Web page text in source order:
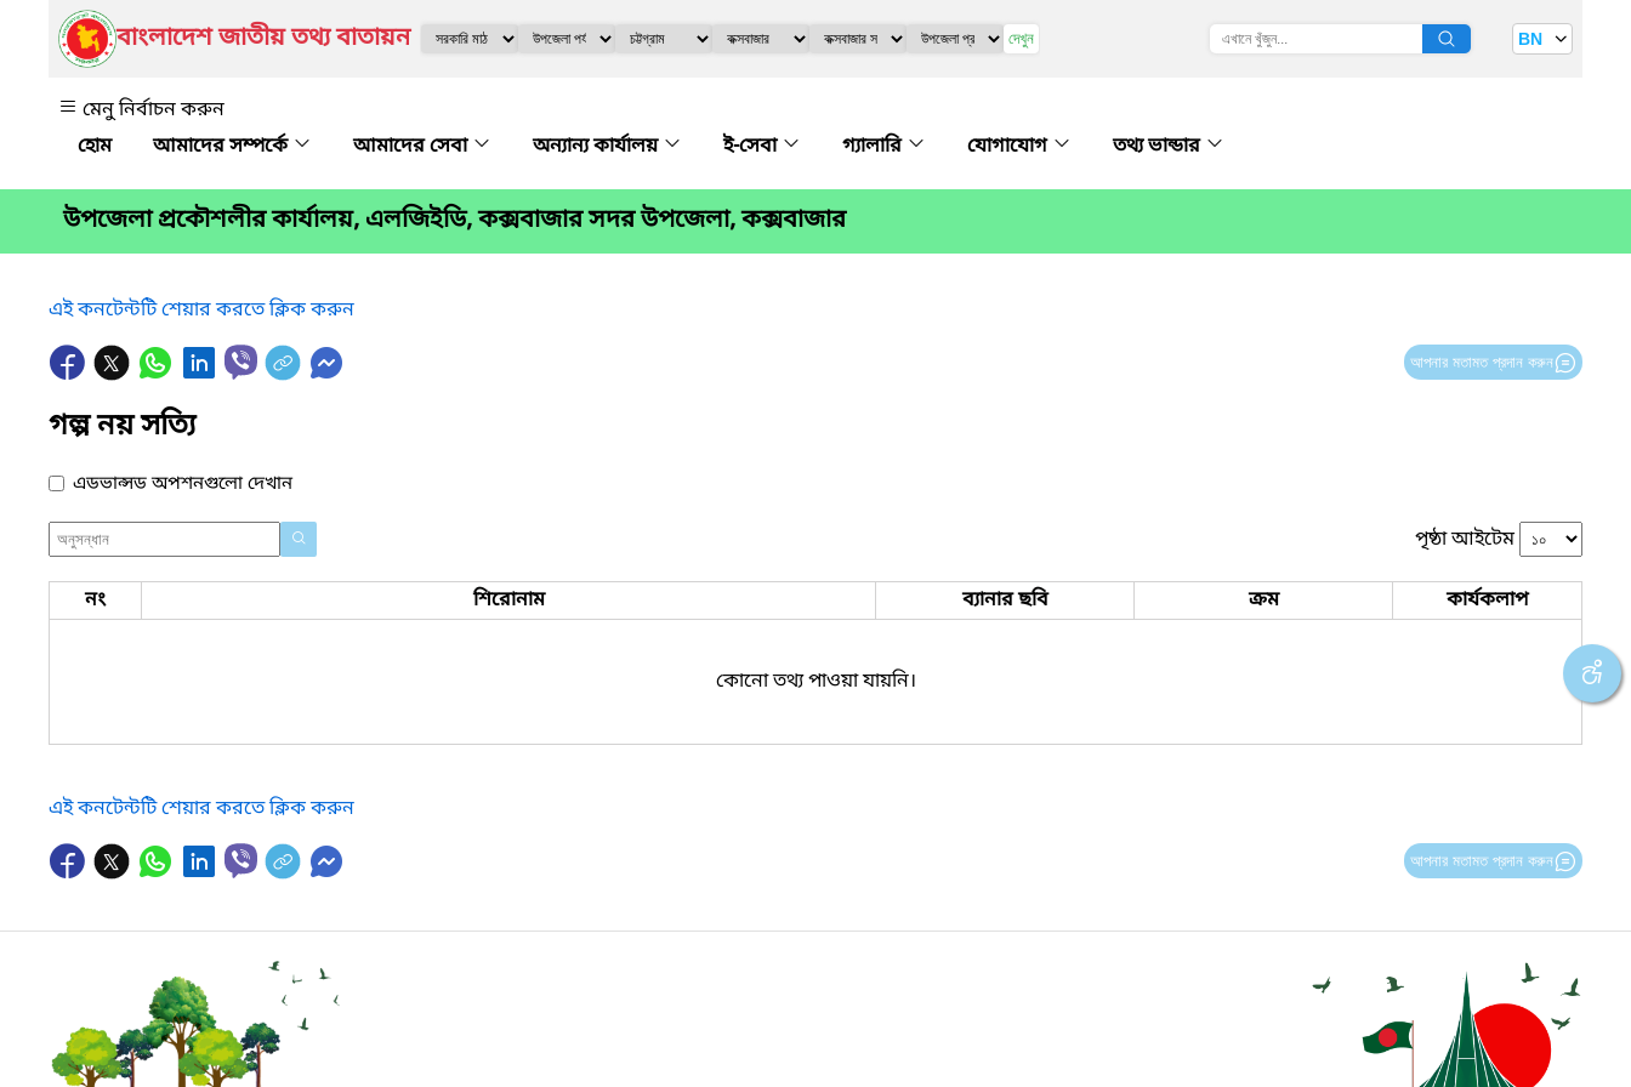
বাংলাদেশ জাতীয় তথ্য বাতায়ন দেখুন BN
মেনু নির্বাচন করুন
আমাদের সম্পর্কে
আমাদের সেবা অন্যান্য কার্যালয় ই-সেবা গ্যালারি যোগাযোগ তথ্য ভান্ডার
উপজেলা প্রকৌশলীর কার্যালয়, এলজিইডি, কক্সবাজার সদর উপজেলা, কক্সবাজার
এই কনটেন্টটি শেয়ার করতে ক্লিক করুন
আপনার মতামত প্রদান করুন
গল্প নয় সত্যি
এডভান্সড অপশনগুলো দেখান
পৃষ্ঠা আইটেম
নং শিরোনাম ব্যানার ছবি ক্রম কার্যকলাপ
কোনো তথ্য পাওয়া যায়নি।
এই কনটেন্টটি শেয়ার করতে ক্লিক করুন
আপনার মতামত প্রদান করুন